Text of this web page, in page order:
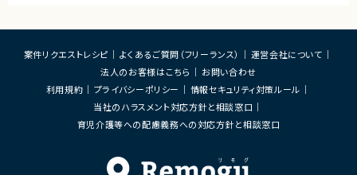
AIキャラクターIPを軸とした新規自社サービ
で一気通貫でリードいただける開発責任者
■担当工程
企画、要件定義、仕様策定、設計、実装、テス
ト、リリース、運用改善
・代表直下で新規サービス開発を推進するポ
案件リクエストレシピ よくあるご質問（フリーランス）
運営会社について
法人のお客様はこちら
お問い合わせ
利用規約
プライバシーポリシー
情報セキュリティ対策ルール
当社のハラスメント対応方針と相談窓口
育児介護等への配慮義務への対応方針と相談窓口